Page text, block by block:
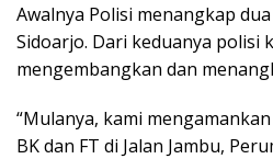
Awalnya Polisi menangkap
Sidoarjo. Dari keduanya polisi
mengembangkan dan
“Mulanya, kami
BK dan FT di Jalan Jambu,